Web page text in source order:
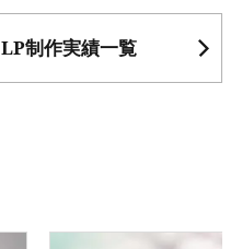
LP制作実績一覧